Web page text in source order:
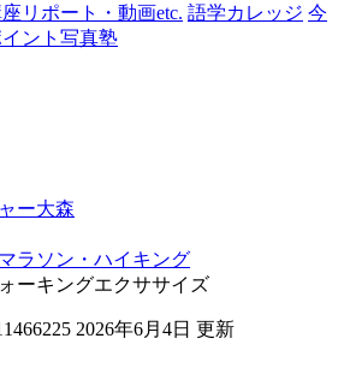
リポート・動画etc. 語学カレッジ 今
ント写真塾
ー大森
ラソン・ハイキング
ーキングエクササイズ
2026年6月4日 更新